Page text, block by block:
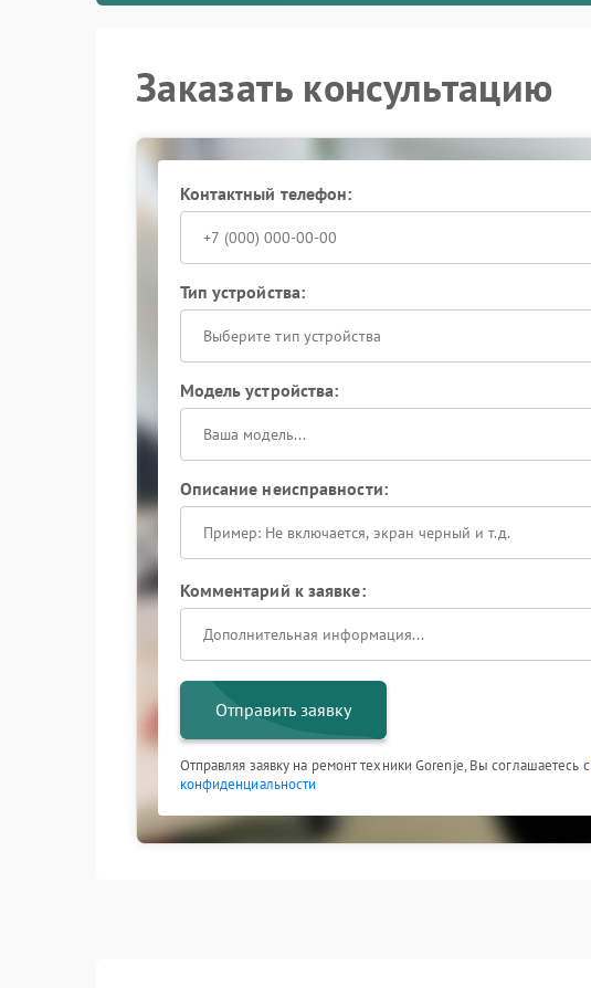
Заказать консультацию
Контактный телефон:
Тип устройства:
Выберите тип устройства
Модель устройства:
Описание неисправности:
Комментарий к заявке:
Отправить заявку
Отправляя заявку на ремонт техники Gorenje, Вы соглашаетесь с
конфиденциальности